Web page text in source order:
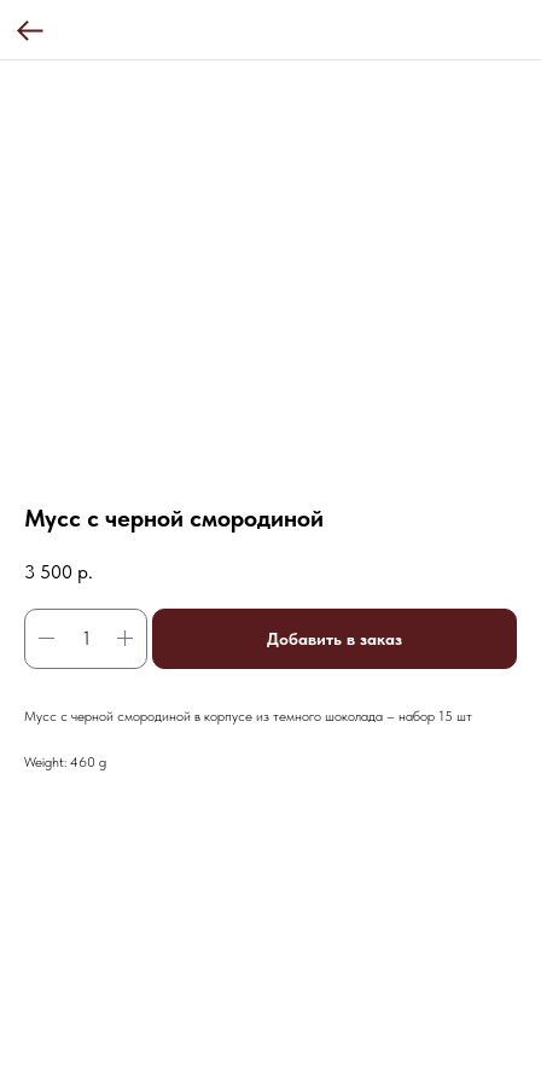
Мусс с черной смородиной
3 500 р.
Добавить в заказ
Мусс с черной смородиной в корпусе из темного шоколада – набор 15 шт
Weight: 460 g